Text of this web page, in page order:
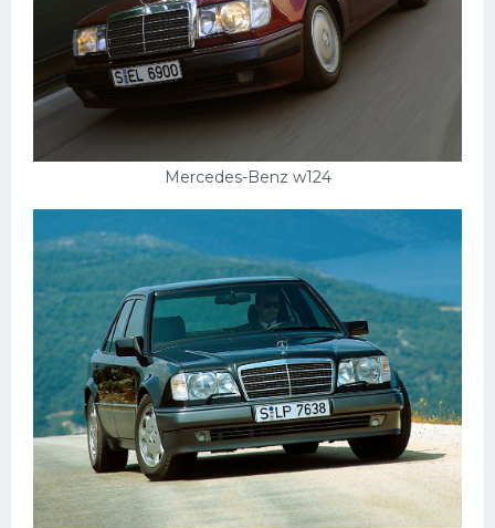
Mercedes-Benz w124
Скания
Форд
Черри
Джили
Инфинити
ЛУАЗ
Фиат
Ситроен
Субару
Опель
Подводные лодки